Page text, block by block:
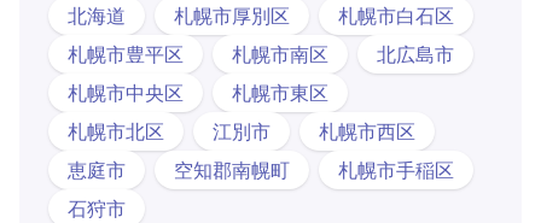
北海道 札幌市厚別区
札幌市白石区
札幌市豊平区
札幌市南区
北広島市
札幌市中央区
札幌市東区
札幌市北区
江別市
札幌市西区
恵庭市
空知郡南幌町
札幌市手稲区
石狩市